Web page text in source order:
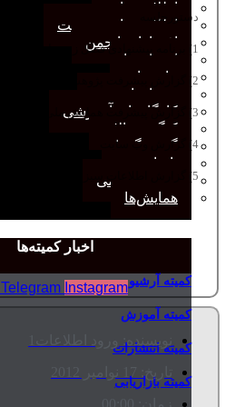
اطلاعیه‌ها
اطلاعیه‌های عضویت
افتخارات انجمن
انتصاب‌ها
بیانیه‌ها
رویدادهای مهم
کارگاه‌های آموزشی
کنگره سالانه
گفت‌وگوها
یادداشت
مجمع عمومی
همایش‌ها
اخبار کمیته‌ها
کمیته آرشیو
کمیته آموزش
کمیته انتشارات
کمیته بازاریابی
دستورجلسه
1) برنامه پیشنهادی فصل زمستان
2) گزارش پیشرفت پژوهش ملی
3) گزارش پیشرفت همایش ملی
4) گزارش وب سایت
5) گزارش اطلاعات سبز
Telegram Instagram
نویسنده:
تاریخ: 17 نوامبر 2012